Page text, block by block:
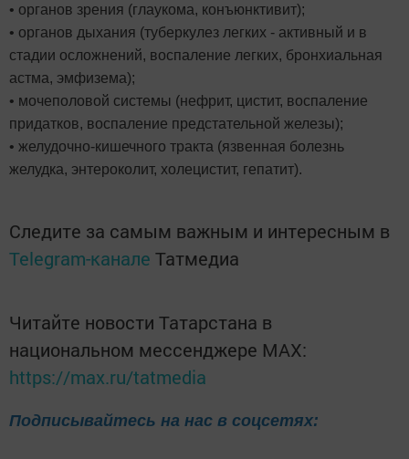
• органов зрения (глаукома, конъюнктивит);
• органов дыхания (туберкулез легких - активный и в
стадии осложнений, воспаление легких, бронхиальная
астма, эмфизема);
• мочеполовой системы (нефрит, цистит, воспаление
придатков, воспаление предстательной железы);
• желудочно-кишечного тракта (язвенная болезнь
желудка, энтероколит, холецистит, гепатит).
Следите за самым важным и интересным в
Telegram-канале Татмедиа
Читайте новости Татарстана в
национальном мессенджере MАХ:
https://max.ru/tatmedia
Подписывайтесь на нас в соцсетях: